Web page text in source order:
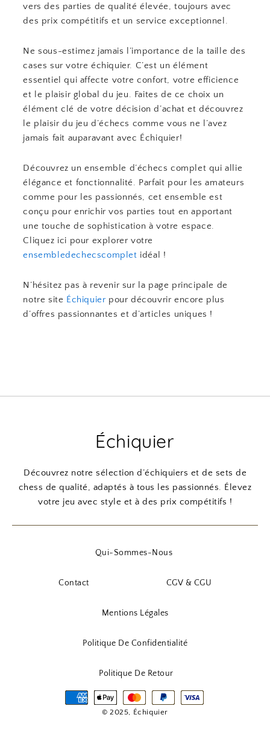
vers des parties de qualité élevée, toujours avec
des prix compétitifs et un service exceptionnel.
Ne sous-estimez jamais l’importance de la taille des
cases sur votre échiquier. C’est un élément
essentiel qui affecte votre confort, votre efficience
et le plaisir global du jeu. Faites de ce choix un
élément clé de votre décision d’achat et découvrez
le plaisir du jeu d’échecs comme vous ne l’avez
jamais fait auparavant avec Échiquier!
Découvrez un ensemble d’échecs complet qui allie
élégance et fonctionnalité. Parfait pour les amateurs
comme pour les passionnés, cet ensemble est
conçu pour enrichir vos parties tout en apportant
une touche de sophistication à votre espace.
Cliquez ici pour explorer votre
ensembledechecscomplet idéal !
N’hésitez pas à revenir sur la page principale de
notre site Échiquier pour découvrir encore plus
d’offres passionnantes et d’articles uniques !
Échiquier
Découvrez notre sélection d’échiquiers et de sets de
chess de qualité, adaptés à tous les passionnés. Élevez
votre jeu avec style et à des prix compétitifs !
Qui-Sommes-Nous
Contact CGV & CGU
Mentions Légales
Politique De Confidentialité
Politique De Retour
© 2025, Échiquier